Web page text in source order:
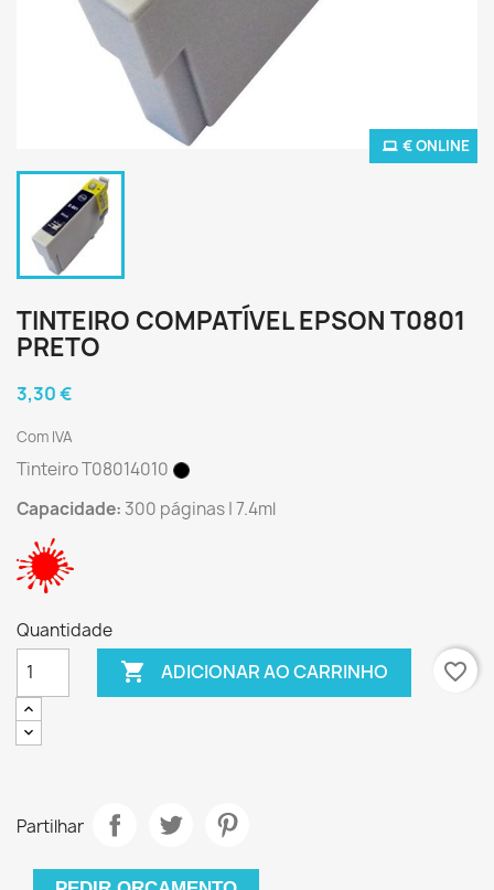
€ ONLINE
TINTEIRO COMPATÍVEL EPSON T0801
PRETO
3,30 €
Com IVA
Tinteiro T08014010
Capacidade: 300 páginas | 7.4ml
Quantidade
 ADICIONAR AO CARRINHO favorite_border
Partilhar